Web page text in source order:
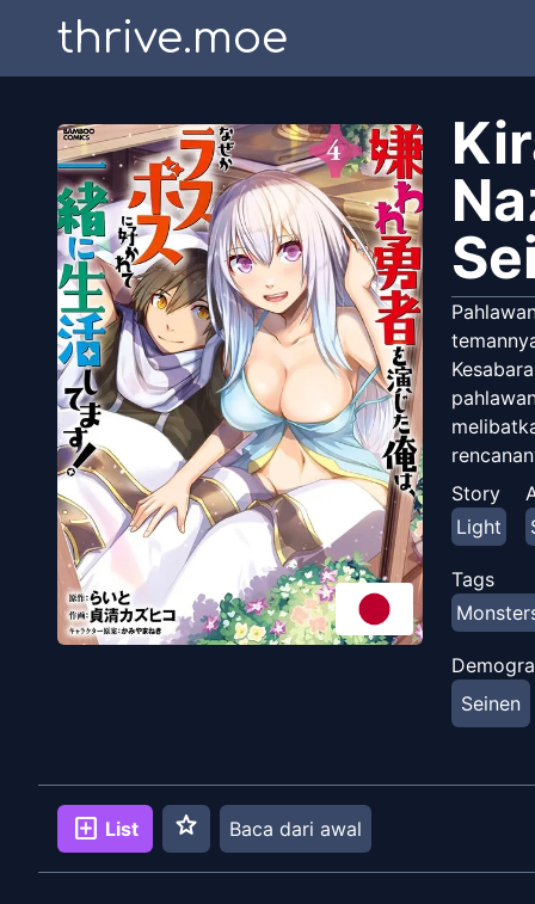
thrive.moe
sang
saya
mengira
Story
Light
Tags
Seinen
add_box List star Baca dari awal